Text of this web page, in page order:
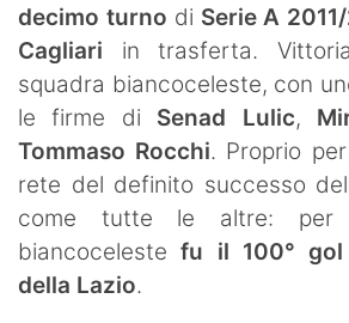
Contatti
decimo turno di Serie A
Cagliari in trasferta.
squadra biancoceleste, con
le firme di Senad Lulic,
Tommaso Rocchi. Proprio
rete del definito successo
come tutte le altre:
biancocelestefu il 100°
della Lazio.